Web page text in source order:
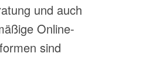
und auch
Online-
sind